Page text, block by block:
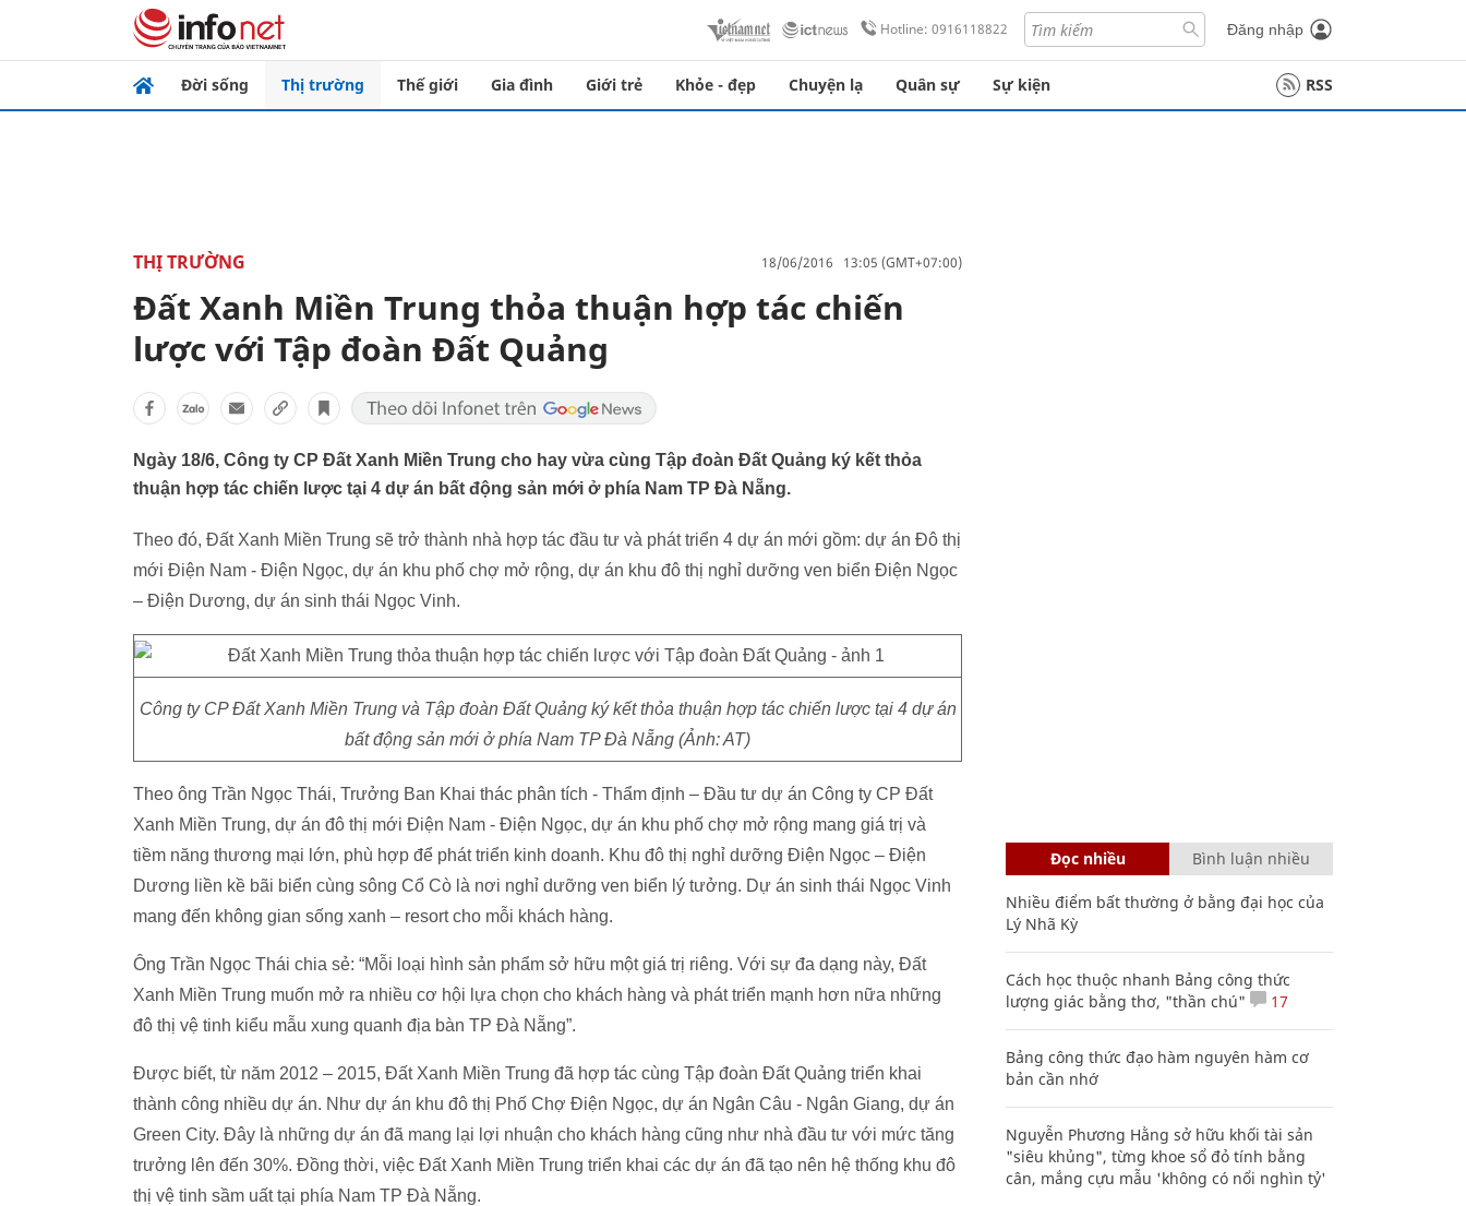
Hotline: 0916118822 Đăng nhập
Đời sống Thị trường Thế giới Gia đình Giới trẻ Khỏe - đẹp Chuyện lạ Quân sự Sự kiện RSS
THỊ TRƯỜNG 18/06/2016 13:05 (GMT+07:00)
Đất Xanh Miền Trung thỏa thuận hợp tác chiến
lược với Tập đoàn Đất Quảng
Ngày 18/6, Công ty CP Đất Xanh Miền Trung cho hay vừa cùng Tập đoàn Đất Quảng ký kết thỏa
thuận hợp tác chiến lược tại 4 dự án bất động sản mới ở phía Nam TP Đà Nẵng.
Theo đó, Đất Xanh Miền Trung sẽ trở thành nhà hợp tác đầu tư và phát triển 4 dự án mới gồm: dự án Đô thị
mới Điện Nam - Điện Ngọc, dự án khu phố chợ mở rộng, dự án khu đô thị nghỉ dưỡng ven biển Điện Ngọc
– Điện Dương, dự án sinh thái Ngọc Vinh.
Công ty CP Đất Xanh Miền Trung và Tập đoàn Đất Quảng ký kết thỏa thuận hợp tác chiến lược tại 4 dự án
bất động sản mới ở phía Nam TP Đà Nẵng (Ảnh: AT)
Theo ông Trần Ngọc Thái, Trưởng Ban Khai thác phân tích - Thẩm định – Đầu tư dự án Công ty CP Đất
Xanh Miền Trung, dự án đô thị mới Điện Nam - Điện Ngọc, dự án khu phố chợ mở rộng mang giá trị và
tiềm năng thương mại lớn, phù hợp để phát triển kinh doanh. Khu đô thị nghỉ dưỡng Điện Ngọc – Điện
Dương liền kề bãi biển cùng sông Cổ Cò là nơi nghỉ dưỡng ven biển lý tưởng. Dự án sinh thái Ngọc Vinh
mang đến không gian sống xanh – resort cho mỗi khách hàng.
Ông Trần Ngọc Thái chia sẻ: “Mỗi loại hình sản phẩm sở hữu một giá trị riêng. Với sự đa dạng này, Đất
Xanh Miền Trung muốn mở ra nhiều cơ hội lựa chọn cho khách hàng và phát triển mạnh hơn nữa những
đô thị vệ tinh kiểu mẫu xung quanh địa bàn TP Đà Nẵng”.
Được biết, từ năm 2012 – 2015, Đất Xanh Miền Trung đã hợp tác cùng Tập đoàn Đất Quảng triển khai
thành công nhiều dự án. Như dự án khu đô thị Phố Chợ Điện Ngọc, dự án Ngân Câu - Ngân Giang, dự án
Green City. Đây là những dự án đã mang lại lợi nhuận cho khách hàng cũng như nhà đầu tư với mức tăng
trưởng lên đến 30%. Đồng thời, việc Đất Xanh Miền Trung triển khai các dự án đã tạo nên hệ thống khu đô
thị vệ tinh sầm uất tại phía Nam TP Đà Nẵng.
Đọc nhiều Bình luận nhiều
Nhiều điểm bất thường ở bằng đại học của
Lý Nhã Kỳ
Cách học thuộc nhanh Bảng công thức
lượng giác bằng thơ, "thần chú"
17
Bảng công thức đạo hàm nguyên hàm cơ
bản cần nhớ
Nguyễn Phương Hằng sở hữu khối tài sản
"siêu khủng", từng khoe sổ đỏ tính bằng
cân, mắng cựu mẫu 'không có nổi nghìn tỷ'